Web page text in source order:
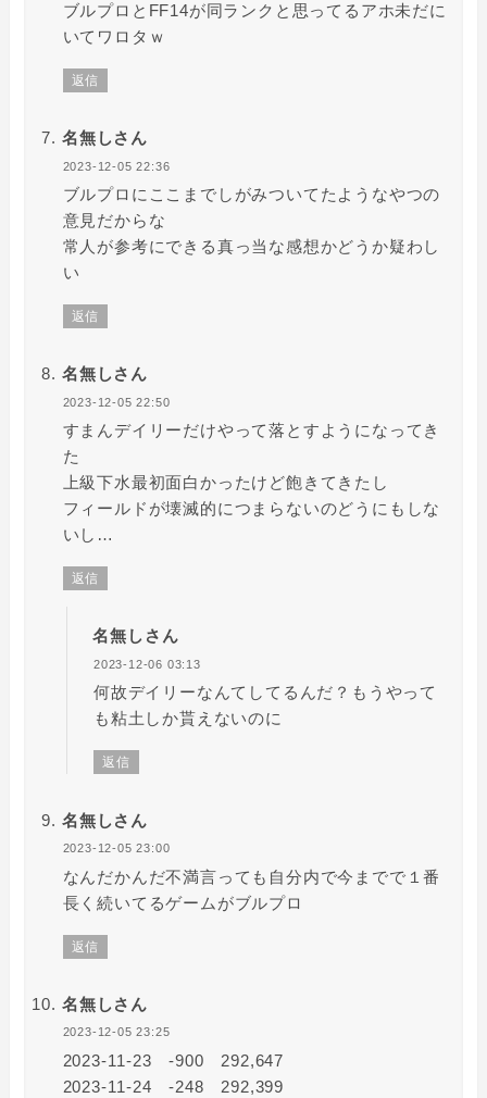
ブルプロとFF14が同ランクと思ってるアホ未だに
いてワロタｗ
返信
名無しさん
2023-12-05 22:36
ブルプロにここまでしがみついてたようなやつの
意見だからな
常人が参考にできる真っ当な感想かどうか疑わし
い
返信
名無しさん
2023-12-05 22:50
すまんデイリーだけやって落とすようになってき
た
上級下水最初面白かったけど飽きてきたし
フィールドが壊滅的につまらないのどうにもしな
いし…
返信
名無しさん
2023-12-06 03:13
何故デイリーなんてしてるんだ？もうやって
も粘土しか貰えないのに
返信
名無しさん
2023-12-05 23:00
なんだかんだ不満言っても自分内で今までで１番
長く続いてるゲームがブルプロ
返信
名無しさん
2023-12-05 23:25
2023-11-23 -900 292,647
2023-11-24 -248 292,399